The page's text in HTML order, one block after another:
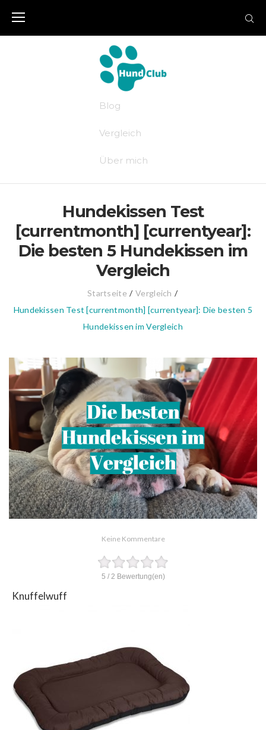
Blog
Vergleich
Über mich
Hundekissen Test
[currentmonth] [currentyear]:
Die besten 5 Hundekissen im
Vergleich
Startseite / Vergleich /
Hundekissen Test [currentmonth] [currentyear]: Die besten 5
Hundekissen im Vergleich
Keine Kommentare
5 / 2 Bewertung(en)
Knuffelwuff